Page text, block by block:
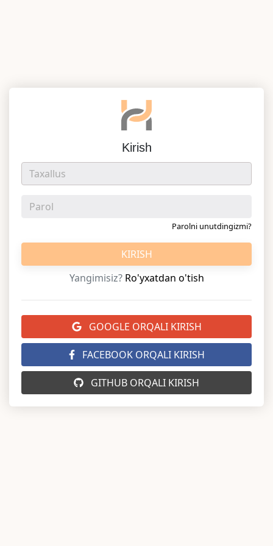
Kirish
Parolni unutdingizmi?
KIRISH
Yangimisiz? Ro'yxatdan o'tish
GOOGLE ORQALI KIRISH
FACEBOOK ORQALI KIRISH
GITHUB ORQALI KIRISH